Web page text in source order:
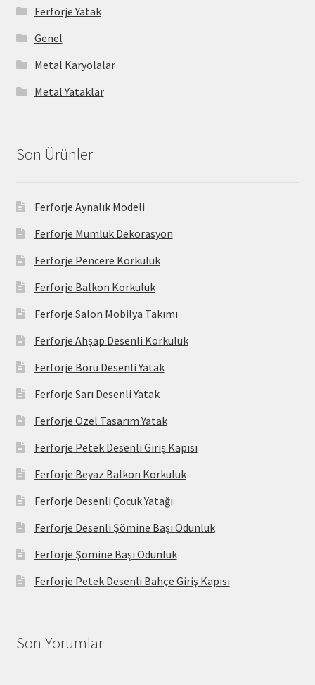
Ferforje Yatak
Genel
Metal Karyolalar
Metal Yataklar
Son Ürünler
Ferforje Aynalık Modeli
Ferforje Mumluk Dekorasyon
Ferforje Pencere Korkuluk
Ferforje Balkon Korkuluk
Ferforje Salon Mobilya Takımı
Ferforje Ahşap Desenli Korkuluk
Ferforje Boru Desenli Yatak
Ferforje Sarı Desenli Yatak
Ferforje Özel Tasarım Yatak
Ferforje Petek Desenli Giriş Kapısı
Ferforje Beyaz Balkon Korkuluk
Ferforje Desenli Çocuk Yatağı
Ferforje Desenli Şömine Başı Odunluk
Ferforje Şömine Başı Odunluk
Ferforje Petek Desenli Bahçe Giriş Kapısı
Son Yorumlar